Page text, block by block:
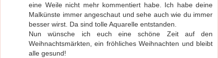
eine Weile nicht mehr kommentiert habe. Ich habe deine
Malkünste immer angeschaut und sehe auch wie du immer
besser wirst. Da sind tolle Aquarelle entstanden.
Nun wünsche ich euch eine schöne Zeit auf den
Weihnachtsmärkten, ein fröhliches Weihnachten und bleibt
alle gesund!